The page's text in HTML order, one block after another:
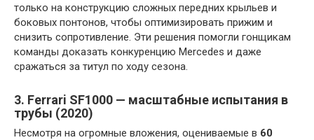
только на конструкцию сложных передних крыльев и
боковых понтонов, чтобы оптимизировать прижим и
снизить сопротивление. Эти решения помогли гонщикам
команды доказать конкуренцию Mercedes и даже
сражаться за титул по ходу сезона.
3. Ferrari SF1000 — масштабные испытания в
трубы (2020)
Несмотря на огромные вложения, оцениваемые в 60